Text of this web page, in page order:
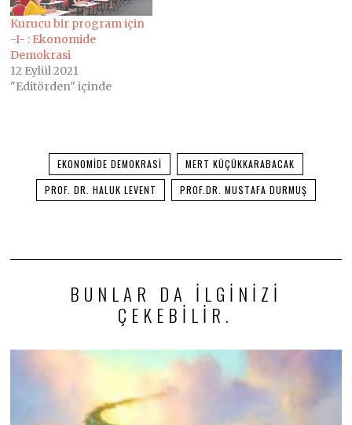
Kurucu bir program için
-I- : Ekonomide
Demokrasi
12 Eylül 2021
"Editörden" içinde
EKONOMIDE DEMOKRASI
MERT KÜÇÜKKARABACAK
PROF. DR. HALUK LEVENT
PROF.DR. MUSTAFA DURMUŞ
BUNLAR DA ILGINIZI
ÇEKEBILIR.